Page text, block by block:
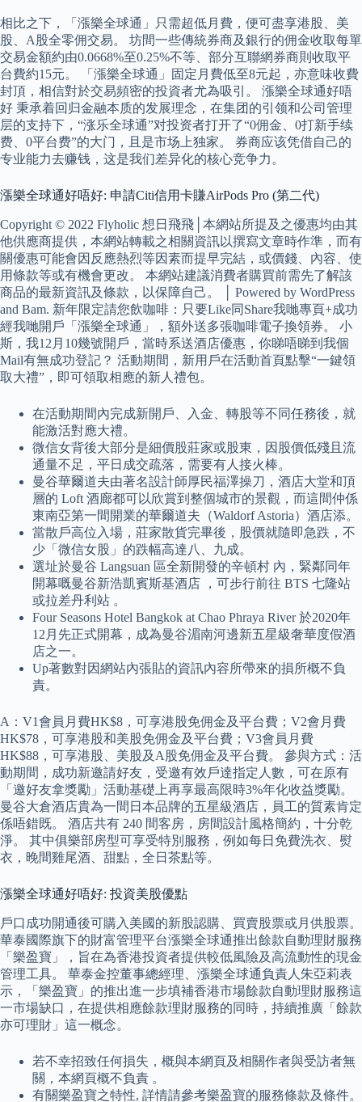
相比之下，「漲樂全球通」只需超低月費，便可盡享港股、美
股、A股全零佣交易。 坊間一些傳統券商及銀行的佣金收取每單
交易金額約由0.0668%至0.25%不等、部分互聯網券商則收取平
台費約15元。 「漲樂全球通」固定月費低至8元起，亦意味收費
封頂，相信對於交易頻密的投資者尤為吸引。 漲樂全球通好唔
好 秉承着回归金融本质的发展理念，在集团的引领和公司管理
层的支持下，“涨乐全球通”对投资者打开了“0佣金、0打新手续
费、0平台费”的大门，且是市场上独家。 券商应该凭借自己的
专业能力去赚钱，这是我们差异化的核心竞争力。
漲樂全球通好唔好: 申請Citi信用卡賺AirPods Pro (第二代)
Copyright © 2022 Flyholic 想日飛飛│本網站所提及之優惠均由其
他供應商提供，本網站轉載之相關資訊以撰寫文章時作準，而有
關優惠可能會因反應熱烈等因素而提早完結，或價錢、內容、使
用條款等或有機會更改。 本網站建議消費者購買前需先了解該
商品的最新資訊及條款，以保障自己。 │ Powered by WordPress
and Bam. 新年限定請您飲咖啡：只要Like同Share我哋專頁+成功
經我哋開戶「漲樂全球通」，額外送多張咖啡電子換領券。 小
斯，我12月10幾號開戶，當時系送酒店優惠，你睇唔睇到我個
Mail有無成功登記？ 活動期間，新用戶在活動首頁點擊“一鍵領
取大禮”，即可領取相應的新人禮包。
在活動期間內完成新開戶、入金、轉股等不同任務後，就
能激活對應大禮。
微信女背後大部分是細價股莊家或股東，因股價低殘且流
通量不足，平日成交疏落，需要有人接火棒。
曼谷華爾道夫由著名設計師厚民福澤操刀，酒店大堂和頂
層的 Loft 酒廊都可以欣賞到整個城市的景觀，而這間仲係
東南亞第一間開業的華爾道夫（Waldorf Astoria）酒店添。
當散戶高位入場，莊家散貨完畢後，股價就隨即急跌，不
少「微信女股」的跌幅高達八、九成。
選址於曼谷 Langsuan 區全新開發的辛頓村 內，緊鄰同年
開幕嘅曼谷新浩凱賓斯基酒店 ，可步行前往 BTS 七隆站
或拉差丹利站 。
Four Seasons Hotel Bangkok at Chao Phraya River 於2020年
12月先正式開幕，成為曼谷湄南河邊新五星級奢華度假酒
店之一。
Up著數對因網站內張貼的資訊內容所帶來的損所概不負
責。
A：V1會員月費HK$8，可享港股免佣金及平台費；V2會月費
HK$78，可享港股和美股免佣金及平台費；V3會員月費
HK$88，可享港股、美股及A股免佣金及平台費。 參與方式：活
動期間，成功新邀請好友，受邀有效戶達指定人數，可在原有
「邀好友拿獎勵」活動基礎上再享最高限時3%年化收益獎勵。
曼谷大倉酒店貴為一間日本品牌的五星級酒店，員工的質素肯定
係唔錯既。 酒店共有 240 間客房，房間設計風格簡約，十分乾
淨。 其中俱樂部房型可享受特別服務，例如每日免費洗衣、熨
衣，晚間雞尾酒、甜點，全日茶點等。
漲樂全球通好唔好: 投資美股優點
戶口成功開通後可購入美國的新股認購、買賣股票或月供股票。
華泰國際旗下的財富管理平台漲樂全球通推出餘款自動理財服務
「樂盈寶」，旨在為香港投資者提供較低風險及高流動性的現金
管理工具。 華泰金控董事總經理、漲樂全球通負責人朱亞莉表
示，「樂盈寶」的推出進一步填補香港市場餘款自動理財服務這
一市場缺口，在提供相應餘款理財服務的同時，持續推廣「餘款
亦可理財」這一概念。
若不幸招致任何損失，概與本網頁及相關作者與受訪者無
關，本網頁概不負責 。
有關樂盈寶之特性, 詳情請參考樂盈寶的服務條款及條件。